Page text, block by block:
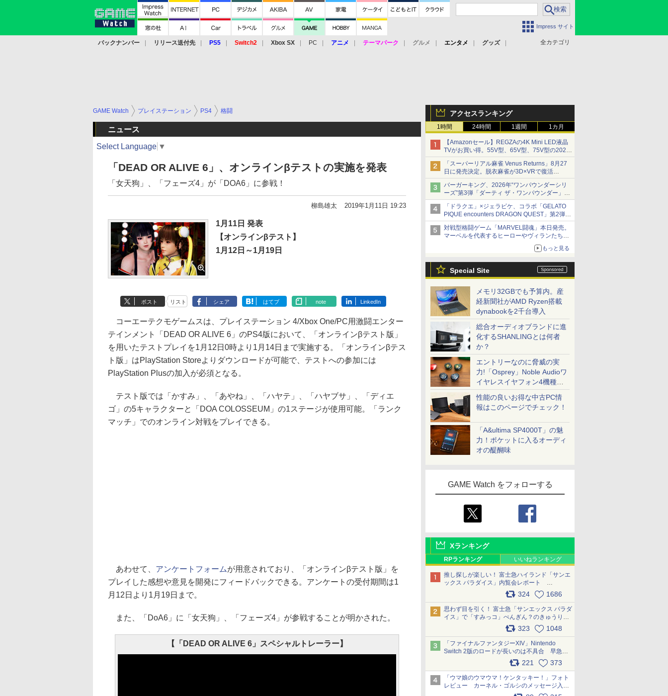
Impress サイト
全カテゴリ
バックナンバー リリース送付先 PS5 Switch2 Xbox SX PC アニメ テーマパーク グルメ エンタメ
グッズ
アクセスランキング
1時間 24時間 1週間 1カ月
【Amazonセール】REGZAの4K Mini LED液晶
TVがお買い得。55V型、65V型、75V型の2026
年モデルがラインナップ
「スーパーリアル麻雀 Venus Returns」8月27
日に発売決定。脱衣麻雀が3D×VRで復活
発売から2週間は20%オフになるセールが実施
バーガーキング、2026年“ワンパウンダーシリ
ーズ”第3弾「ダーティ ザ・ワンパウンダー」を
8月7日発売
「特製ガーリックマヨソース」を使用した超大
型チーズバーガー
「ドラクエ」×ジェラピケ、コラボ「GELATO
PIQUE encounters DRAGON QUEST」第2弾が
本日発売
アイスカップに入ったスライムやわたぼう、ベ
ビーサタンなどがオリジナルアートで登場
対戦型格闘ゲーム「MARVEL闘魂」本日発売。
マーベルを代表するヒーローやヴィランたちが
「GUILTY GEAR」などの格ゲーを手掛けるア
もっと見る
Special Site
メモリ32GBでも予算内。産
経新聞社がAMD Ryzen搭載
dynabookを2千台導入
総合オーディオブランドに進
化するSHANLINGとは何者
か？
エントリーなのに脅威の実
力!「Osprey」Noble Audioワ
イヤレスイヤフォン4機種を
一気に聴く
性能の良いお得な中古PC情
報はこのページでチェック！
「A&ultima SP4000T」の魅
力！ポケットに入るオーディ
オの醍醐味
GAME Watch をフォローする
Xランキング
RPランキング いいねランキング
推し探しが楽しい！ 富士急ハイランド「サンエ
ックス パラダイス」内覧会レポート
324 1686
思わず目を引く！ 富士急「サンエックス パラダ
イス」で「すみっコ」ぺんぎん？のきゅうりド
ッグを食べてみた イラストそのままのメニュ
ー化に挑戦。これが意外にもおいしい
pic.x.com/Kgl04hZaeg
323 1048
「ファイナルファンタジーXIV」Nintendo
Switch 2版のロードが長いのは不具合 早急に
アップデートできるよう対応中221 373
「ウマ娘のウマウマ！ケンタッキー！」フォト
レビュー カーネル・ゴルシのメッセージ入り
パッケージや描き下ろしトレカなどが登場
GAME Watch プレイステーション PS4 格闘
ニュース
Select Language ▼
「DEAD OR ALIVE 6」、オンラインβテストの実施を発表
「女天狗」、「フェーズ4」が「DOA6」に参戦！
柳島雄太 2019年1月11日 19:23
1月11日 発表
【オンラインβテスト】
1月12日～1月19日
ポスト リスト シェア はてブ note LinkedIn
コーエーテクモゲームスは、プレイステーション 4/Xbox One/PC用激闘エンター
テインメント「DEAD OR ALIVE 6」のPS4版において、「オンラインβテスト版」
を用いたテストプレイを1月12日0時より1月14日まで実施する。「オンラインβテス
ト版」はPlayStation Storeよりダウンロードが可能で、テストへの参加には
PlayStation Plusの加入が必須となる。
テスト版では「かすみ」、「あやね」、「ハヤテ」、「ハヤブサ」、「ディエ
ゴ」の5キャラクターと「DOA COLOSSEUM」の1ステージが使用可能。「ランク
マッチ」でのオンライン対戦をプレイできる。
あわせて、 アンケートフォームが用意されており、「オンラインβテスト版」を
プレイした感想や意見を開発にフィードバックできる。アンケートの受付期間は1
月12日より1月19日まで。
また、「DoA6」に「女天狗」、「フェーズ4」が参戦することが明かされた。
【「DEAD OR ALIVE 6」スペシャルトレーラー】